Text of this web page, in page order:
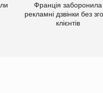
Франція заборонила
рекламні дзвінки без
клієнтів